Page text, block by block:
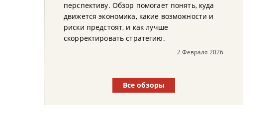
перспективу. Обзор помогает понять, куда
движется экономика, какие возможности и
риски предстоят, и как лучше
скорректировать стратегию.
2 Февраля 2026
Все обзоры